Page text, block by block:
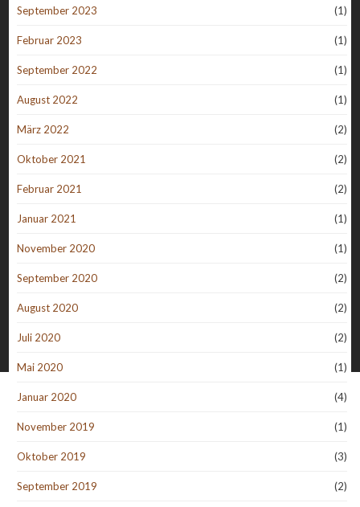
September 2023 (1)
Februar 2023 (1)
September 2022 (1)
August 2022 (1)
März 2022 (2)
Oktober 2021 (2)
Februar 2021 (2)
Januar 2021 (1)
November 2020 (1)
September 2020 (2)
August 2020 (2)
Juli 2020 (2)
Mai 2020 (1)
Januar 2020 (4)
November 2019 (1)
Oktober 2019 (3)
September 2019 (2)